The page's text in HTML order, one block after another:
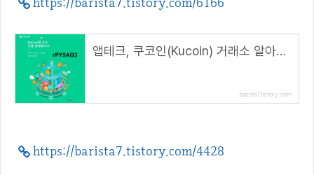
앱테크, 쿠코인(Kucoin) 거래소 알아보기( 추천코드 : rPY5AQ3 )
barista7.tistory.com
https://barista7.tistory.com/4428